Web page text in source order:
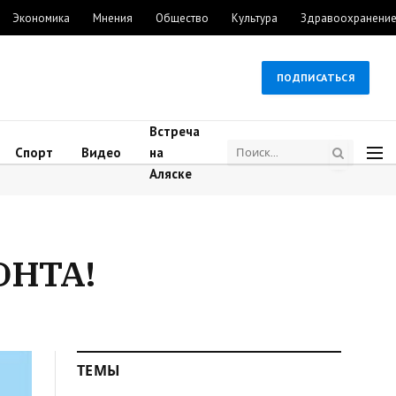
Экономика Мнения Общество Культура Здравоохранение
ПОДПИСАТЬСЯ
Спорт Видео
Встреча
на
Аляске
ТЕМЫ